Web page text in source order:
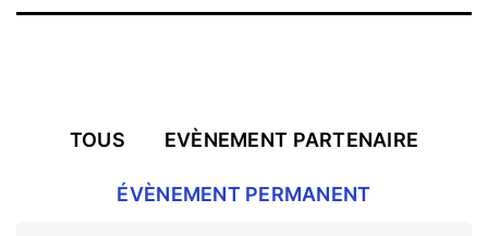
TOUS EVÈNEMENT PARTENAIRE
ÉVÈNEMENT PERMANENT